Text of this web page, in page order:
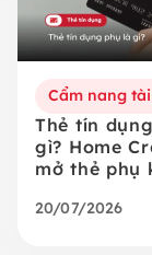
Cẩm nang
Thẻ tín
gì? Home
mở thẻ phụ
20/07/2026